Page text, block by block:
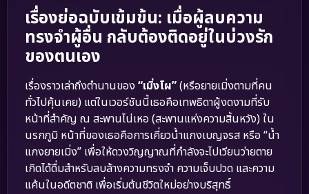
เรื่องย่อฉบับเข้มข้น: เมื่อผู้ลบความ
ทรงจำผู้อื่น กลับต้องติดอยู่ในบ่วงรัก
ของตนเอง
เรื่องราวเล่าถึงตำนานของ “เมิ่งโผ”(หรือยายเมิ่งตามที่คน
ทั่วไปคุ้นเคย) แต่ในเวอร์ชันนี้เธอคือเทพธิดาผู้งดงามที่รับ
หน้าที่สำคัญ ณ สะพานไน่เหอ (สะพานแห่งความสิ้นหวัง) ใน
นรกภูมิ หน้าที่ของเธอคือการเคี่ยวน้ำแกงเบญจรส หรือ “น้ำ
แกงยายเมิ่ง” เพื่อให้ดวงวิญญาณที่กำลังจะไปเวียนว่ายตาย
เกิดได้ดื่มสำหรับลบล้างความทรงจำ ความเจ็บปวด และความ
แค้นในอดีตชาติ เพื่อเริ่มต้นชีวิตใหม่อย่างบริสุทธิ์